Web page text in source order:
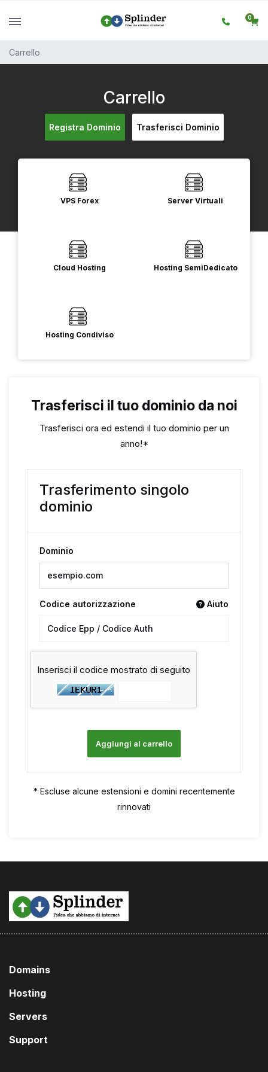
0
Carrello
Carrello
Registra Dominio Trasferisci Dominio
VPS Forex Server Virtuali
Cloud Hosting Hosting SemiDedicato
Hosting Condiviso
Trasferisci il tuo dominio da noi
Trasferisci ora ed estendi il tuo dominio per un
anno!*
Trasferimento singolo
dominio
Dominio
Codice autorizzazione Aiuto
Inserisci il codice mostrato di seguito
Aggiungi al carrello
* Escluse alcune estensioni e domini recentemente
rinnovati
Domains
Hosting
Servers
Support